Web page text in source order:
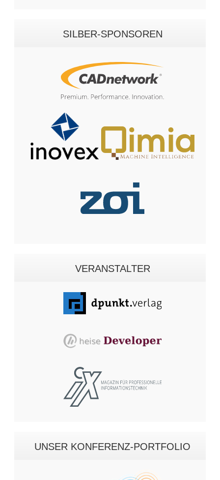
SILBER-SPONSOREN
VERANSTALTER
UNSER KONFERENZ-PORTFOLIO